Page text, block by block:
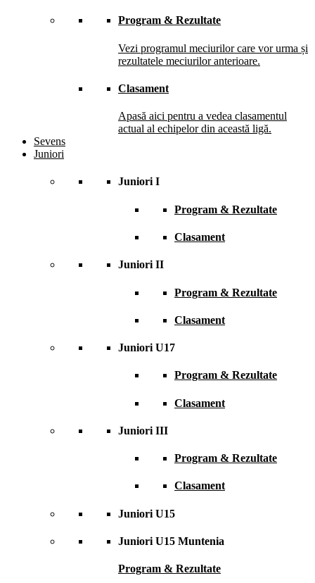
Program & Rezultate
Vezi programul meciurilor care vor urma și
rezultatele meciurilor anterioare.
Clasament
Apasă aici pentru a vedea clasamentul
actual al echipelor din această ligă.
Sevens
Juniori
Juniori I
Program & Rezultate
Clasament
Juniori II
Program & Rezultate
Clasament
Juniori U17
Program & Rezultate
Clasament
Juniori III
Program & Rezultate
Clasament
Juniori U15
Juniori U15 Muntenia
Program & Rezultate